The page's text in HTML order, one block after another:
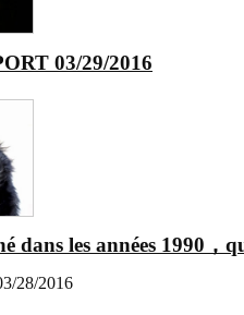
03/29/2016
dans les années 1990，
28/2016